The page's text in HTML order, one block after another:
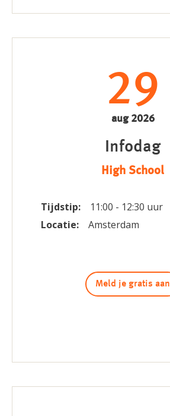
29
aug 2026
Infodag
High School
Tijdstip:
11:00 - 12:30 uur
Locatie:
Amsterdam
Meld je gratis aan